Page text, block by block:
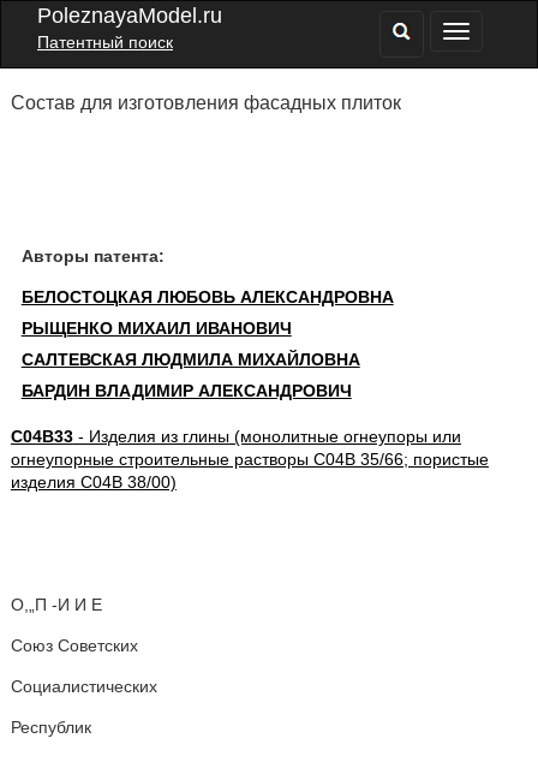
PoleznayaModel.ru
Патентный поиск
Состав для изготовления фасадных плиток
Авторы патента:
БЕЛОСТОЦКАЯ ЛЮБОВЬ АЛЕКСАНДРОВНА
РЫЩЕНКО МИХАИЛ ИВАНОВИЧ
САЛТЕВСКАЯ ЛЮДМИЛА МИХАЙЛОВНА
БАРДИН ВЛАДИМИР АЛЕКСАНДРОВИЧ
C04B33- Изделия из глины (монолитные огнеупоры или
огнеупорные строительные растворы C04B 35/66; пористые
изделия C04B 38/00)
О,„П -И И Е
Союз Советских
Социалистических
Республик